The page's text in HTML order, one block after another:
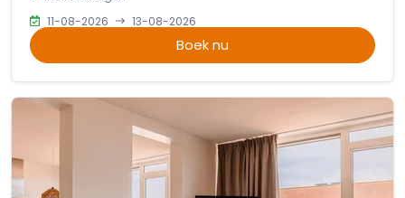
11-08-2026
13-08-2026
Boek nu